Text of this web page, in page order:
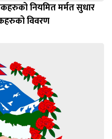
नियमित मर्मत सुधार
विवरण